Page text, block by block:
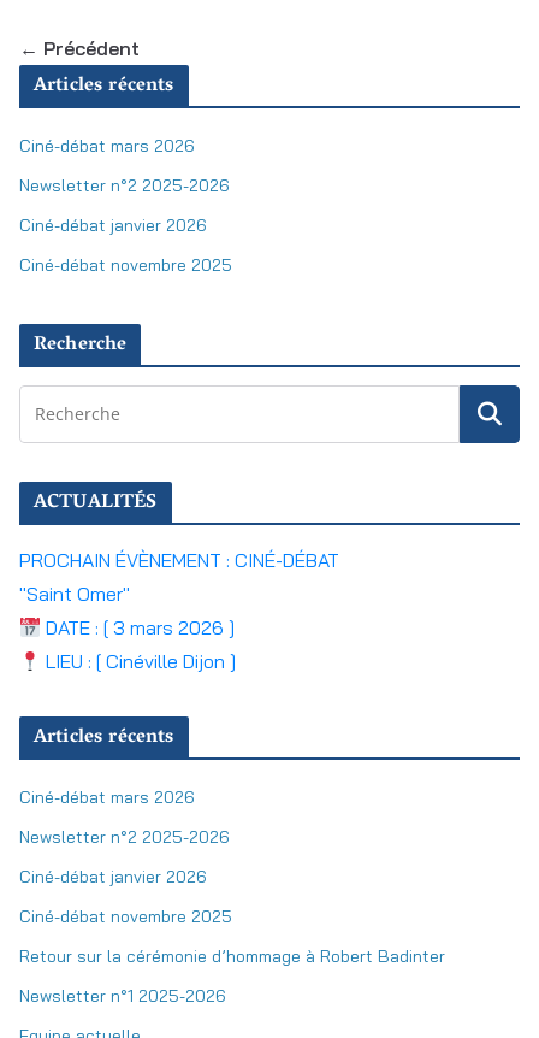
← Précédent
Articles récents
Ciné-débat mars 2026
Newsletter n°2 2025-2026
Ciné-débat janvier 2026
Ciné-débat novembre 2025
Recherche
ACTUALITÉS
PROCHAIN ÉVÈNEMENT : CINÉ-DÉBAT
"Saint Omer"
DATE : [ 3 mars 2026 ]
LIEU : [ Cinéville Dijon ]
Articles récents
Ciné-débat mars 2026
Newsletter n°2 2025-2026
Ciné-débat janvier 2026
Ciné-débat novembre 2025
Retour sur la cérémonie d’hommage à Robert Badinter
Newsletter n°1 2025-2026